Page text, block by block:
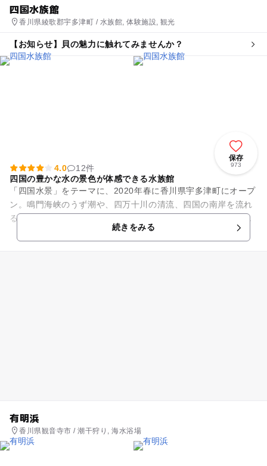
四国水族館
香川県綾歌郡宇多津町 / 水族館, 体験施設, 観光
【お知らせ】貝の魅力に触れてみませんか？
保存
973
4.0
12件
四国の豊かな水の景色が体感できる水族館
「四国水景」をテーマに、2020年春に香川県宇多津町にオープ
ン。鳴門海峡のうず潮や、四万十川の清流、四国の南岸を流れ
る世界最大の暖流「黒潮」など、さまざまな四国の水景を通じ
て、生きものたちの生息...続きをみる
有明浜
香川県観音寺市 / 潮干狩り, 海水浴場